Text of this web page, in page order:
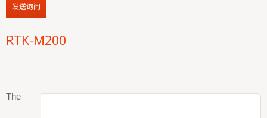
发送询问
RTK-M200
The